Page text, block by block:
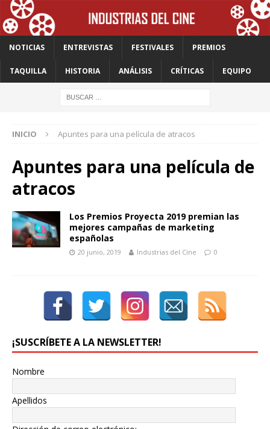
NOTICIAS ENTREVISTAS FESTIVALES PREMIOS
TAQUILLA HISTORIA ANÁLISIS CRÍTICAS EQUIPO
INICIO Apuntes para una película de atracos
Apuntes para una película de
atracos
Los Premios Proyecta 2019 premian las
mejores campañas de marketing
españolas
20 junio, 2019 Industrias del Cine 0
¡SUSCRÍBETE A LA NEWSLETTER!
Nombre
Apellidos